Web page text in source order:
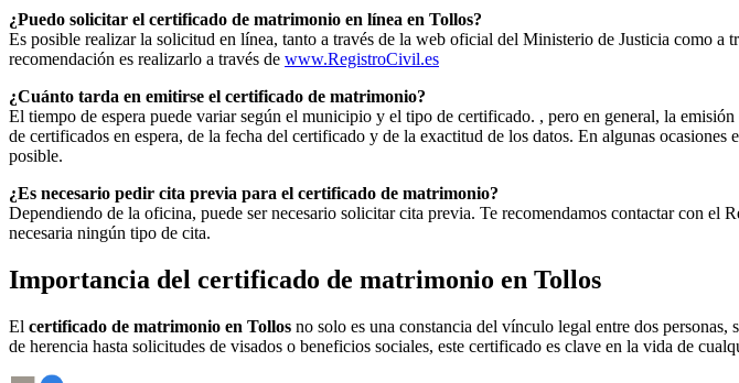
¿Puedo solicitar el certificado de matrimonio en línea en Tollos?
Es posible realizar la solicitud en línea, tanto a través de la web oficial del Ministerio de Justicia como a
recomendación es realizarlo a través de www.RegistroCivil.es
¿Cuánto tarda en emitirse el certificado de matrimonio?
El tiempo de espera puede variar según el municipio y el tipo de certificado. , pero en general, la
de certificados en espera, de la fecha del certificado y de la exactitud de los datos. En algunas
posible.
¿Es necesario pedir cita previa para el certificado de matrimonio?
Dependiendo de la oficina, puede ser necesario solicitar cita previa. Te recomendamos contactar con el
necesaria ningún tipo de cita.
Importancia del certificado de matrimonio en Tollos
El certificado de matrimonio en Tollos no solo es una constancia del vínculo legal entre dos
de herencia hasta solicitudes de visados o beneficios sociales, este certificado es clave en la vida de